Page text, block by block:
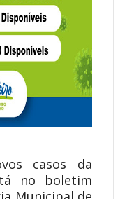
casos da
no boletim